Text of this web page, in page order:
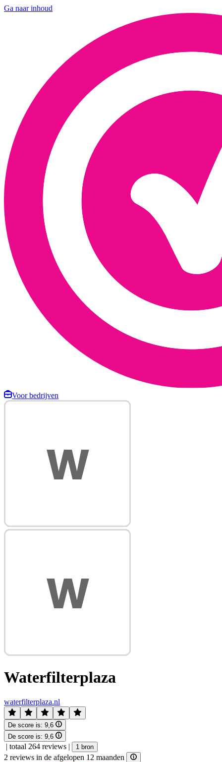
Ga naar inhoud
Voor bedrijven
Waterfilterplaza
waterfilterplaza.nl
De score is: 9,6
De score is: 9,6
| totaal 264 reviews | 1 bron
2 reviews in de afgelopen 12 maanden